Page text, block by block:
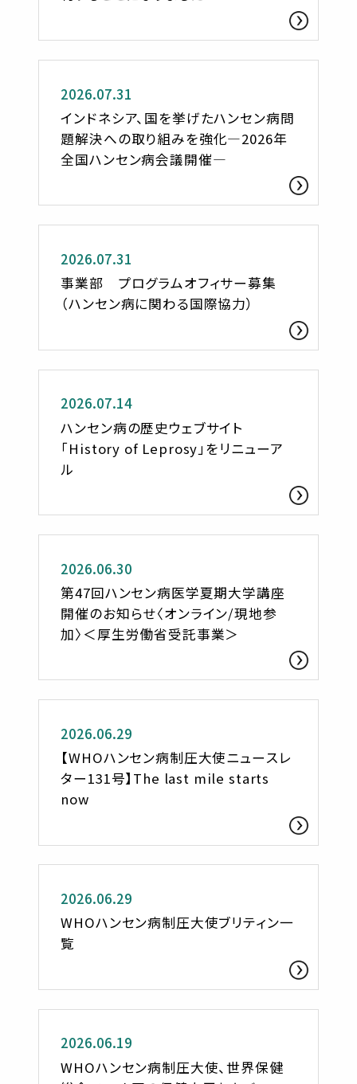
お知らせ
2026.07.31
インドネシア、国を挙げたハンセン病問
題解決への取り組みを強化―2026年
全国ハンセン病会議開催―
お知らせ
2026.07.31
事業部 プログラムオフィサー募集
（ハンセン病に関わる国際協力）
お知らせ
2026.07.14
ハンセン病の歴史ウェブサイト
「History of Leprosy」をリニューア
ル
お知らせ
2026.06.30
第47回ハンセン病医学夏期大学講座
開催のお知らせ〈オンライン/現地参
加〉＜厚生労働省受託事業＞
お知らせ
2026.06.29
【WHOハンセン病制圧大使ニュースレ
ター131号】The last mile starts
now
お知らせ
2026.06.29
WHOハンセン病制圧大使ブリティン一
覧
お知らせ
2026.06.19
WHOハンセン病制圧大使、世界保健